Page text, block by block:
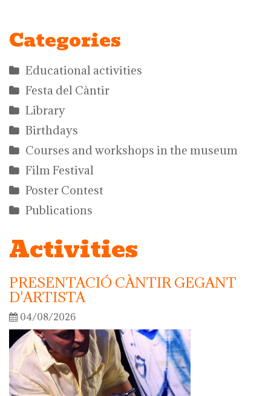
Categories
Educational activities
Festa del Càntir
Library
Birthdays
Courses and workshops in the museum
Film Festival
Poster Contest
Publications
Activities
PRESENTACIÓ CÀNTIR GEGANT
D'ARTISTA
04/08/2026